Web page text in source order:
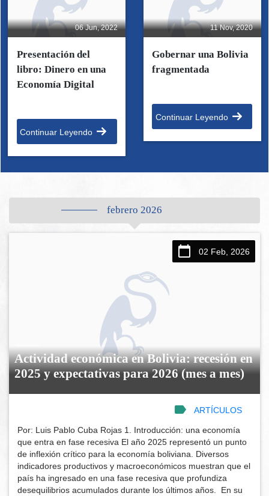
06 Jun, 2022
Presentación del
libro: Dinero en una
Economía Digital
Continuar Leyendo
11 Nov, 2020
Gobernar una Bolivia
fragmentada
Continuar Leyendo
febrero 2026
02 Feb, 2026
Actividad económica en Bolivia: recesión en
2025 y expectativas para 2026 (mes a mes)
ARTÍCULOS
Por: Luis Pablo Cuba Rojas 1. Introducción: una economía
que entra en fase recesiva El año 2025 representó un punto
de inflexión crítico para la economía boliviana. Diversos
indicadores productivos y macroeconómicos muestran que el
país ha ingresado en una fase recesiva que profundiza
desequilibrios acumulados durante los últimos años. En su